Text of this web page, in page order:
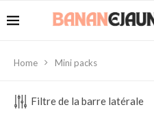
Home Mini packs
Filtre de la barre latérale